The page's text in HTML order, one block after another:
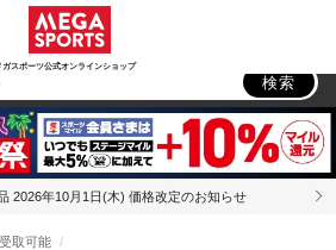
ガスポーツ公式オンラインショップ
ドア
検索
2026年10月1日(木) 価格改定のお知らせ
取可能